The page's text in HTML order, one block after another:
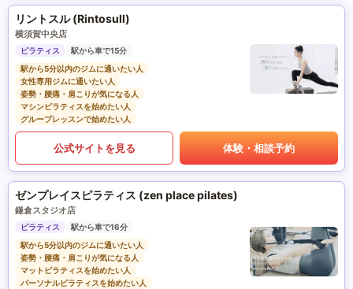
リントスル (Rintosull)
横須賀中央店
ピラティス
駅から車で15分
駅から5分以内のジムに通いたい人
女性専用ジムに通いたい人
姿勢・腰痛・肩こりが気になる人
マシンピラティスを始めたい人
グループレッスンで始めたい人
公式サイトを見る 体験・相談予約
ゼンプレイスピラティス (zen place pilates)
鎌倉スタジオ店
ピラティス
駅から車で16分
駅から5分以内のジムに通いたい人
姿勢・腰痛・肩こりが気になる人
マットピラティスを始めたい人
パーソナルピラティスを始めたい人